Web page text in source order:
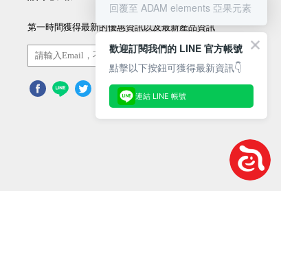
第一時間獲得最新的優惠資訊以及最新產品資訊
訂閱/取消
回覆至 ADAM elements 亞果元素
歡迎訂閱我們的 LINE 官方帳號
點擊以下按鈕可獲得最新資訊👇
連結 LINE 帳號